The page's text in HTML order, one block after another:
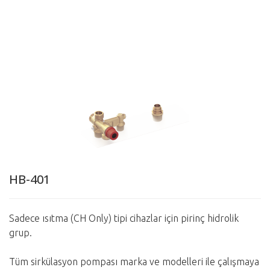
HB-401
Sadece ısıtma (CH Only) tipi cihazlar için pirinç hidrolik
grup.
Tüm sirkülasyon pompası marka ve modelleri ile çalışmaya